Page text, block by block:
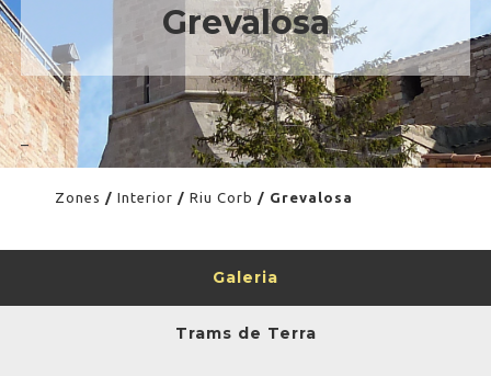
Grevalosa
–
Zones / Interior / Riu Corb / Grevalosa
Galeria
Trams de Terra